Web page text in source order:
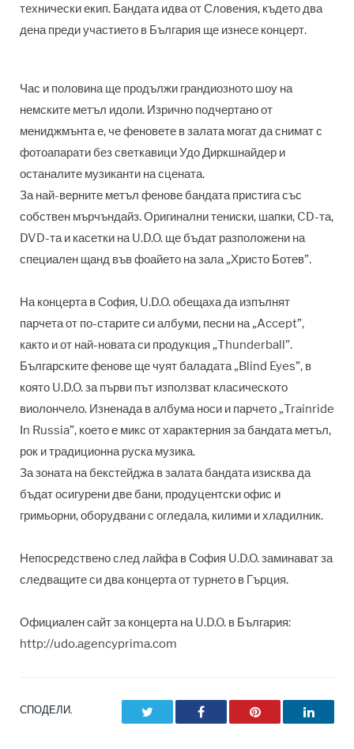
технически екип. Бандата идва от Словения, където два
дена преди участието в България ще изнесе концерт.
Час и половина ще продължи грандиозното шоу на
немските метъл идоли. Изрично подчертано от
мениджмънта е, че феновете в залата могат да снимат с
фотоапарати без светкавици Удо Диркшнайдер и
останалите музиканти на сцената.
За най-верните метъл фенове бандата пристига със
собствен мърчъндайз. Оригинални тениски, шапки, CD-та,
DVD-та и касетки на U.D.O. ще бъдат разположени на
специален щанд във фоайето на зала „Христо Ботев”.
На концерта в София, U.D.O. обещаха да изпълнят
парчета от по-старите си албуми, песни на „Accept”,
както и от най-новата си продукция „Thunderball”.
Българските фенове ще чуят баладата „Blind Eyes”, в
която U.D.O. за първи път използват класическото
виолончело. Изненада в албума носи и парчето „Trainride
In Russia”, което е микс от характерния за бандата метъл,
рок и традиционна руска музика.
За зоната на бекстейджа в залата бандата изисква да
бъдат осигурени две бани, продуцентски офис и
гримьорни, оборудвани с огледала, килими и хладилник.
Непосредствено след лайфа в София U.D.O. заминават за
следващите си два концерта от турнето в Гърция.
Официален сайт за концерта на U.D.O. в България:
http://udo.agencyprima.com
СПОДЕЛИ. Facebook Pinterest